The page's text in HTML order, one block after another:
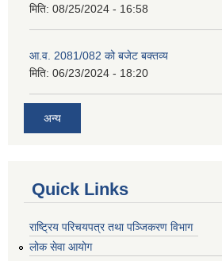
मिति: 08/25/2024 - 16:58
आ.व. 2081/082 को बजेट बक्तव्य
मिति: 06/23/2024 - 18:20
अन्य
Quick Links
राष्ट्रिय परिचयपत्र तथा पञ्जिकरण विभाग
लोक सेवा आयोग